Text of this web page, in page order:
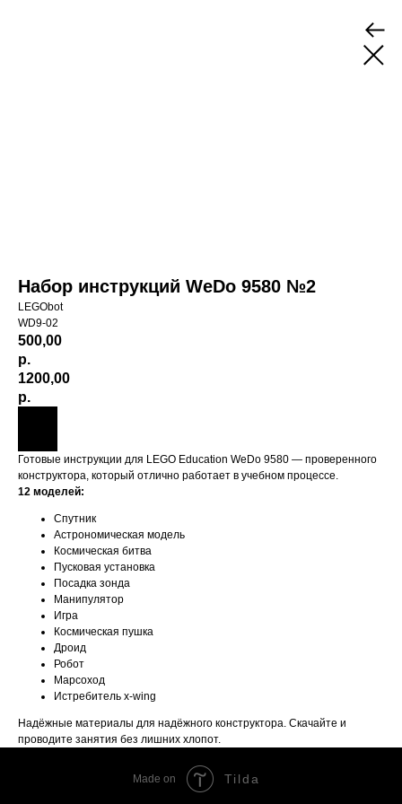
Набор инструкций WeDo 9580 №2
LEGObot
WD9-02
500,00
р.
1200,00
р.
Готовые инструкции для LEGO Education WeDo 9580 — проверенного
конструктора, который отлично работает в учебном процессе.
12 моделей:
Спутник
Астрономическая модель
Космическая битва
Пусковая установка
Посадка зонда
Манипулятор
Игра
Космическая пушка
Дроид
Робот
Марсоход
Истребитель x-wing
Надёжные материалы для надёжного конструктора. Скачайте и
проводите занятия без лишних хлопот.
Made on Tilda